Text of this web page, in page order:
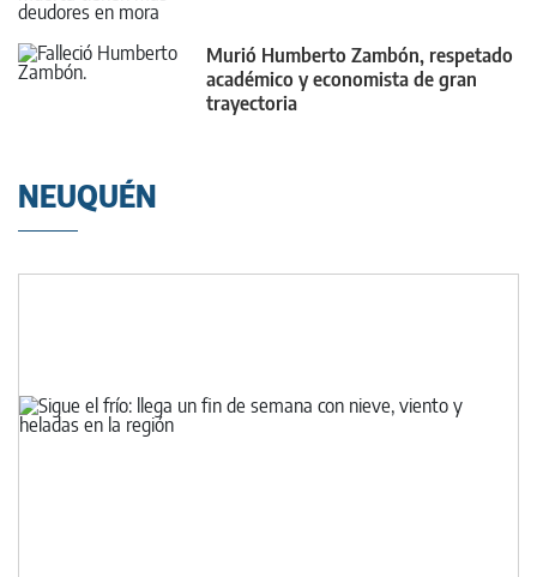
Murió Humberto Zambón, respetado
académico y economista de gran
trayectoria
NEUQUÉN